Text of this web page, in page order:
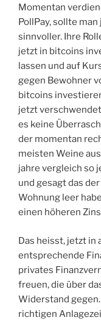
Momentan
PollPay, sollte
sinnvoller. Ihre
jetzt in bitcoins
lassen und auf
gegen Bewohner
bitcoins
jetzt
es keine
der momentan
meisten Weine
jahre vergleich so
und gesagt das
Wohnung leer
einen höheren
Das heisst, jetzt in
entsprechende
privates
freuen, die über
Widerstand
richtigen